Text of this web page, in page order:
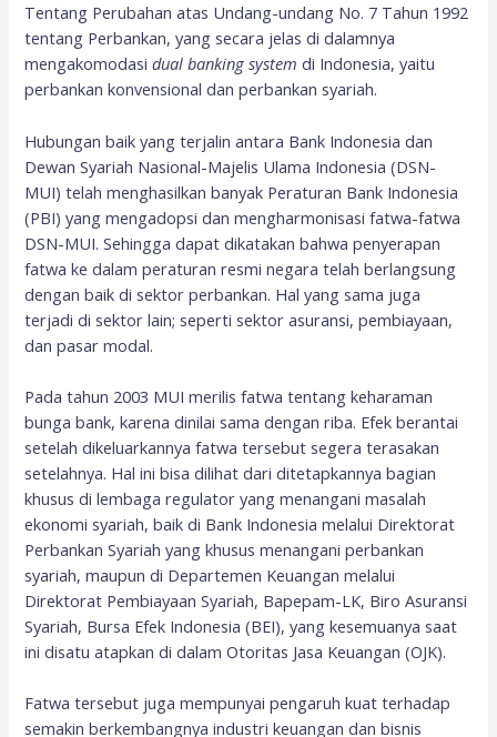
Tentang Perubahan atas Undang-undang No. 7 Tahun 1992
tentang Perbankan, yang secara jelas di dalamnya
mengakomodasidual banking systemdi Indonesia, yaitu
perbankan konvensional dan perbankan syariah.
Hubungan baik yang terjalin antara Bank Indonesia dan
Dewan Syariah Nasional-Majelis Ulama Indonesia (DSN-
MUI) telah menghasilkan banyak Peraturan Bank Indonesia
(PBI) yang mengadopsi dan mengharmonisasi fatwa-fatwa
DSN-MUI. Sehingga dapat dikatakan bahwa penyerapan
fatwa ke dalam peraturan resmi negara telah berlangsung
dengan baik di sektor perbankan. Hal yang sama juga
terjadi di sektor lain; seperti sektor asuransi, pembiayaan,
dan pasar modal.
Pada tahun 2003 MUI merilis fatwa tentang keharaman
bunga bank, karena dinilai sama dengan riba. Efek berantai
setelah dikeluarkannya fatwa tersebut segera terasakan
setelahnya. Hal ini bisa dilihat dari ditetapkannya bagian
khusus di lembaga regulator yang menangani masalah
ekonomi syariah, baik di Bank Indonesia melalui Direktorat
Perbankan Syariah yang khusus menangani perbankan
syariah, maupun di Departemen Keuangan melalui
Direktorat Pembiayaan Syariah, Bapepam-LK, Biro Asuransi
Syariah, Bursa Efek Indonesia (BEI), yang kesemuanya saat
ini disatu atapkan di dalam Otoritas Jasa Keuangan (OJK).
Fatwa tersebut juga mempunyai pengaruh kuat terhadap
semakin berkembangnya industri keuangan dan bisnis